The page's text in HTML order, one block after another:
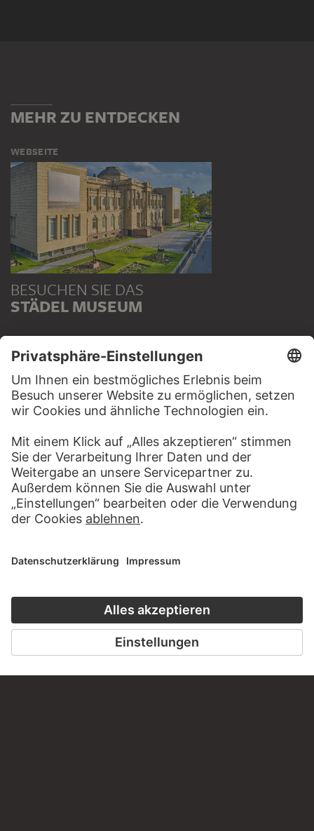
MEHR ZU ENTDECKEN
WEBSEITE
BESUCHEN SIE DAS
STÄDEL MUSEUM
ZUR WEBSEITE
KONTAKT
Haben Sie Anregungen, Fragen oder Informationen zu
diesem Werk?
SCHREIBEN SIE UNS
staedelmuseum.de/go/ds/stf1157